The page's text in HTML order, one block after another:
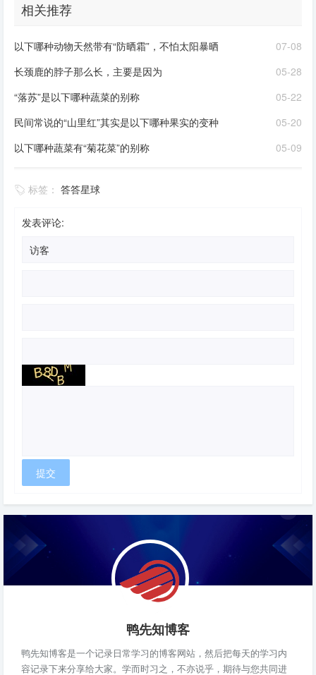
相关推荐
07-08
以下哪种动物天然带有“防晒霜”，不怕太阳暴晒
05-28
长颈鹿的脖子那么长，主要是因为
05-22
“落苏”是以下哪种蔬菜的别称
05-20
民间常说的“山里红”其实是以下哪种果实的变种
05-09
以下哪种蔬菜有“菊花菜”的别称
标签： 答答星球
发表评论:
鸭先知博客
鸭先知博客是一个记录日常学习的博客网站，然后把每天的学习内
容记录下来分享给大家。学而时习之，不亦说乎，期待与您共同进